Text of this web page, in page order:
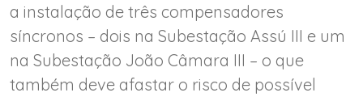
a instalação de três compensadores
síncronos – dois na Subestação Assú III e um
na Subestação João Câmara III – o que
também deve afastar o risco de possível